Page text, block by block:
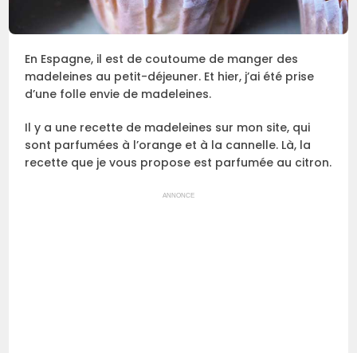
En Espagne, il est de coutoume de manger des
madeleines au petit-déjeuner. Et hier, j’ai été prise
d’une folle envie de madeleines.
Il y a une recette de madeleines sur mon site, qui
sont parfumées à l’orange et à la cannelle. Là, la
recette que je vous propose est parfumée au citron.
ANNONCE